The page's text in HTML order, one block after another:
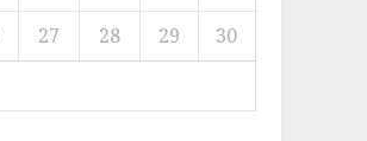
27 28 29
30